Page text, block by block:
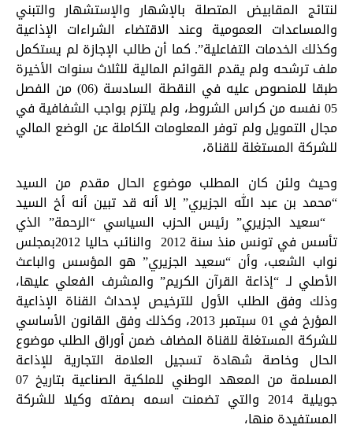
لنتائج المقابيض المتصلة بالإشهار والإستشهار والتبني
والمساعدات العمومية وعند الاقتضاء الشراءات الإذاعية
وكذلك الخدمات التفاعلية”. كما أن طالب الإجازة لم يستكمل
ملف ترشحه ولم يقدم القوائم المالية للثلاث سنوات الأخيرة
طبقا للمنصوص عليه في النقطة السادسة (06) من الفصل
05 نفسه من كراس الشروط، ولم يلتزم بواجب الشفافية في
مجال التمويل ولم توفر المعلومات الكاملة عن الوضع المالي
للشركة المستغلة للقناة،
وحيث ولئن كان المطلب موضوع الحال مقدم من السيد
“محمد بن عبد الله الجزيري” إلا أنه قد تبين أنه أخ السيد
“سعيد الجزيري” رئيس الحزب السياسي “الرحمة” الذي
تأسس في تونس منذ سنة 2012 والنائب حاليا 2012بمجلس
نواب الشعب، وأن “سعيد الجزيري” هو المؤسس والباعث
الأصلي لـ “إذاعة القرآن الكريم” والمشرف الفعلي عليها،
وذلك وفق الطلب الأول للترخيص لإحداث القناة الإذاعية
المؤرخ في 01 سبتمبر 2013، وكذلك وفق القانون الأساسي
للشركة المستغلة للقناة المضاف ضمن أوراق الطلب موضوع
الحال وخاصة شهادة تسجيل العلامة التجارية للإذاعة
المسلمة من المعهد الوطني للملكية الصناعية بتاريخ 07
جويلية 2014 والتي تضمنت اسمه بصفته وكيلا للشركة
المستفيدة منها،